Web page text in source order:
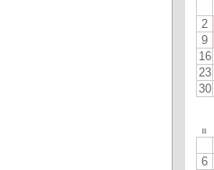
2
9
16
23
30
日
6